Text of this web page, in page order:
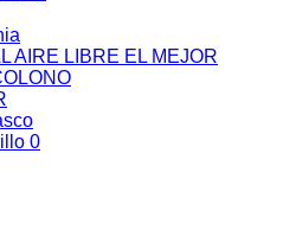
AIRE LIBRE EL MEJOR
0